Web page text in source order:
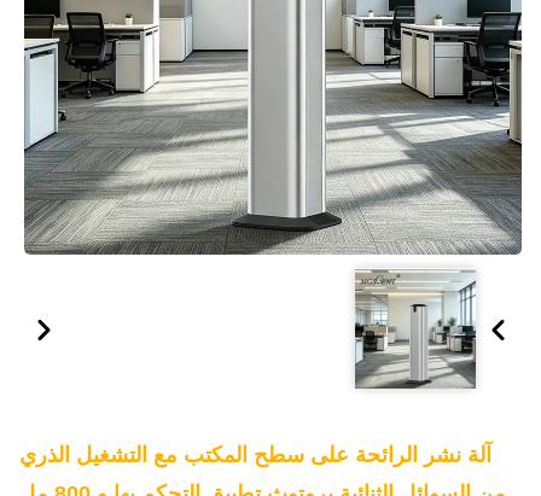
آلة نشر الرائحة على سطح المكتب مع التشغيل الذري